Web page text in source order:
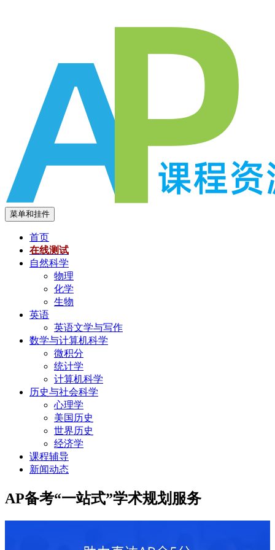
菜单和挂件
首页
在线测试
自然科学
物理
化学
生物
英语
英语文学与写作
数学与计算机科学
微积分
统计学
计算机科学
历史与社会科学
心理学
美国历史
世界历史
经济学
课程辅导
新闻动态
AP备考“一站式”学术规划服务